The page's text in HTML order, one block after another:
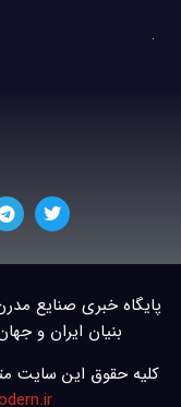
پایگاه خبری صنایع
بنیان ایران و
کلیه حقوق این سایت